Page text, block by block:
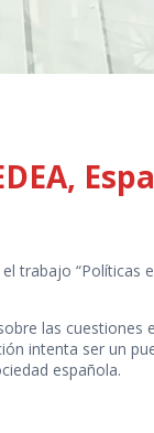
trabajo “Políticas
las
intenta ser un
española.